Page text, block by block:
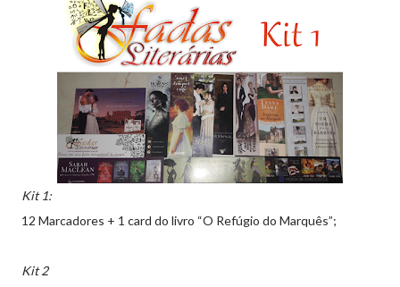
Kit 1:
12 Marcadores + 1 card do livro “O Refúgio do Marquês”;
Kit 2